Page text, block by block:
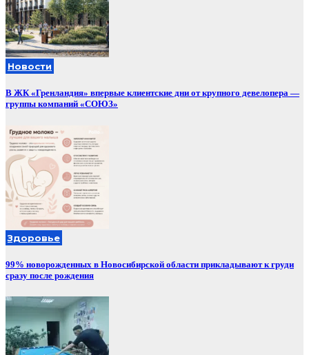
Новости
В ЖК «Гренландия» впервые клиентские дни от крупного девелопера —
группы компаний «СОЮЗ»
Здоровье
99% новорожденных в Новосибирской области прикладывают к груди
сразу после рождения